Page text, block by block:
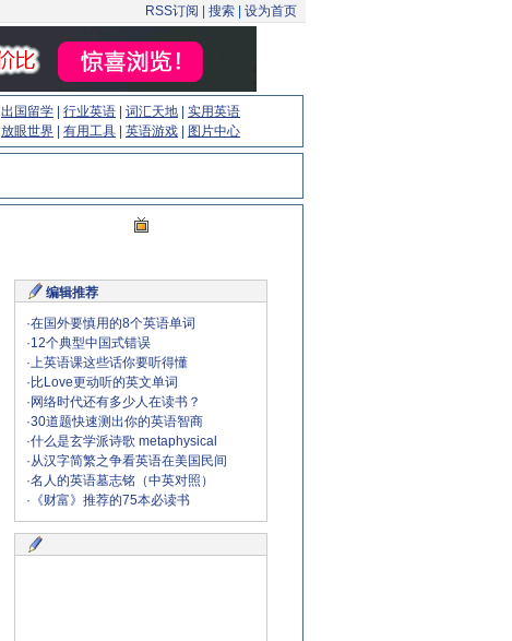
RSS订阅 搜索 设为首页
出国留学 行业英语 词汇天地
实用英语
放眼世界 有用工具 英语游戏 图片中心
编辑推荐
·在国外要慎用的8个英语单词
·12个典型中国式错误
·上英语课这些话你要听得懂
· 比Love更动听的英文单词
· 网络时代还有多少人在读书？
·30道题快速测出你的英语智商
·什么是玄学派诗歌 metaphysical
·从汉字简繁之争看英语在美国民间
·名人的英语墓志铭（中英对照）
· 《财富》推荐的75本必读书